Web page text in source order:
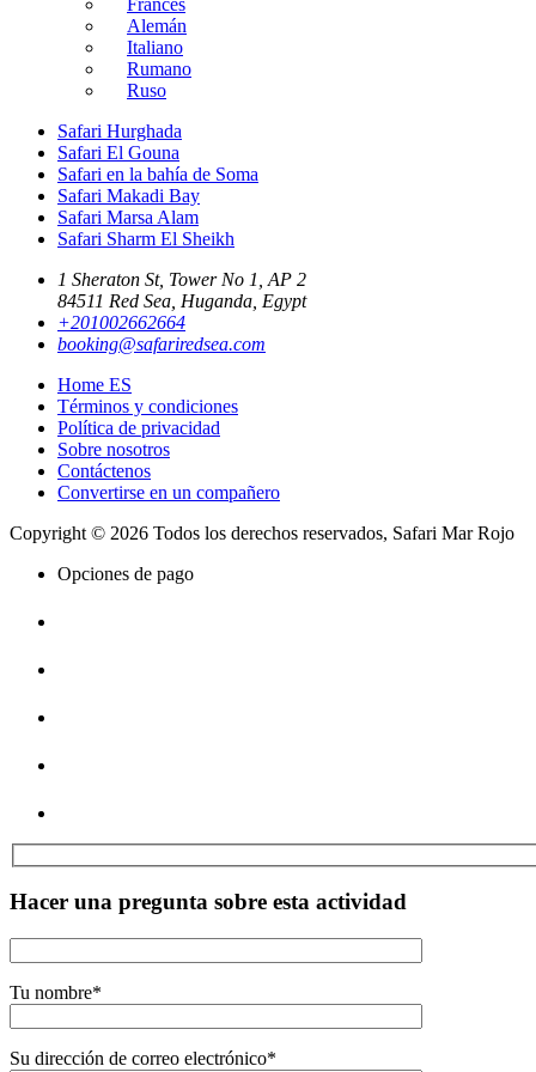
Francés
Alemán
Italiano
Rumano
Ruso
Safari Hurghada
Safari El Gouna
Safari en la bahía de Soma
Safari Makadi Bay
Safari Marsa Alam
Safari Sharm El Sheikh
1 Sheraton St, Tower No 1, AP 2
84511 Red Sea, Huganda, Egypt
+201002662664
booking@safariredsea.com
Home ES
Términos y condiciones
Política de privacidad
Sobre nosotros
Contáctenos
Convertirse en un compañero
Copyright © 2026 Todos los derechos reservados, Safari Mar Rojo
Opciones de pago
Hacer una pregunta sobre esta actividad
Tu nombre*
Su dirección de correo electrónico*